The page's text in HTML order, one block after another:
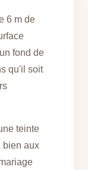
6 m de
fond de
qu'il soit
teinte
bien aux